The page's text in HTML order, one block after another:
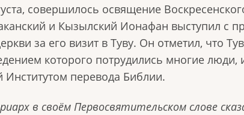
совершилось освящение
и Кызылский Ионафан выступил с
за его визит в Туву. Он отметил, что
которого потрудились многие
Институтом перевода Библии.
в своём Первосвятительском слове